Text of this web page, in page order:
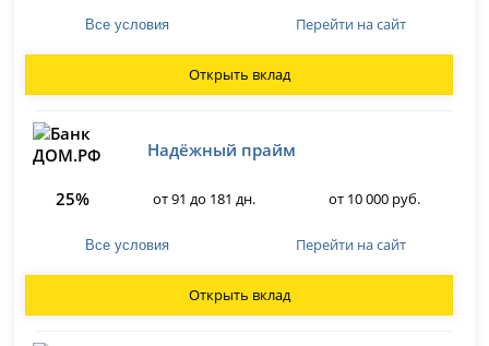
Все условия Перейти на сайт
Открыть вклад
Надёжный прайм
25% от 91 до 181 дн. от 10 000 руб.
Все условия Перейти на сайт
Открыть вклад